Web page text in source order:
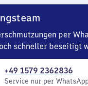
Uhr
per
schneller beseitigt
+49 1579 2362836
Service nur per